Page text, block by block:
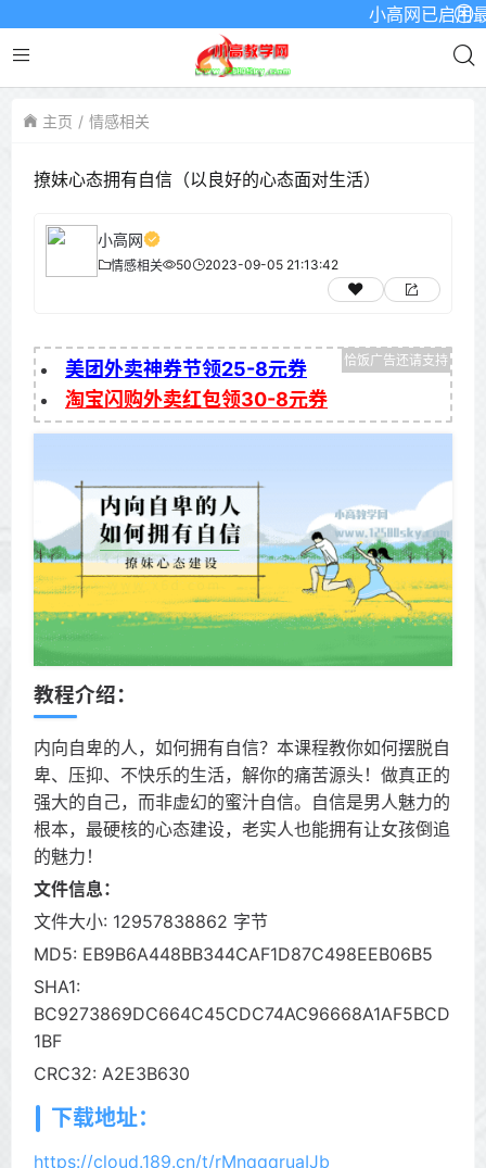
小高网已启用最
主页 情感相关
撩妹心态拥有自信（以良好的心态面对生活）
小高网
情感相关 50 2023-09-05 21:13:42
美团外卖神券节领25-8元券
淘宝闪购外卖红包领30-8元券
教程介绍：
内向自卑的人，如何拥有自信？本课程教你如何摆脱自
卑、压抑、不快乐的生活，解你的痛苦源头！做真正的
强大的自己，而非虚幻的蜜汁自信。自信是男人魅力的
根本，最硬核的心态建设，老实人也能拥有让女孩倒追
的魅力！
文件信息：
文件大小: 12957838862 字节
MD5: EB9B6A448BB344CAF1D87C498EEB06B5
SHA1:
BC9273869DC664C45CDC74AC96668A1AF5BCD
1BF
CRC32: A2E3B630
下载地址：
https://cloud.189.cn/t/rMnqqqruaIJb